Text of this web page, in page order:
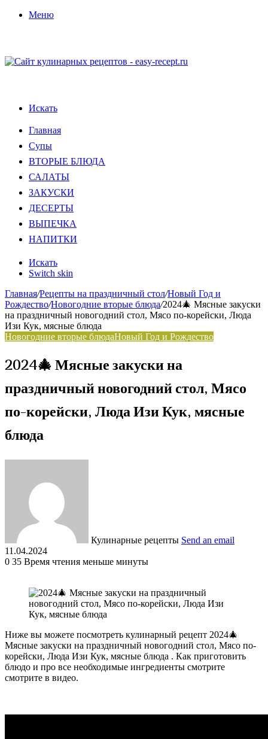
Меню
Искать
Главная
Супы
ВТОРЫЕ БЛЮДА
САЛАТЫ
ЗАКУСКИ
ДЕСЕРТЫ
ВЫПЕЧКА
НАПИТКИ
Искать
Switch skin
Главная/Рецепты на праздничный стол/Новый Год и
Рождество/Новогодние вторые блюда/2024🎄 Мясные закуски
на праздничный новогодний стол, Мясо по-корейски, Люда
Изи Кук, мясные блюда
Новогодние вторые блюдаНовый Год и Рождество
2024🎄 Мясные закуски на
праздничный новогодний стол, Мясо
по-корейски, Люда Изи Кук, мясные
блюда
Кулинарные рецепты Send an email
11.04.2024
0 35 Время чтения меньше минуты
Ниже вы можете посмотреть кулинарный рецепт 2024🎄
Мясные закуски на праздничный новогодний стол, Мясо по-
корейски, Люда Изи Кук, мясные блюда . Как приготовить
блюдо и про все необходимые ингредиенты смотрите
смотрите в видео.